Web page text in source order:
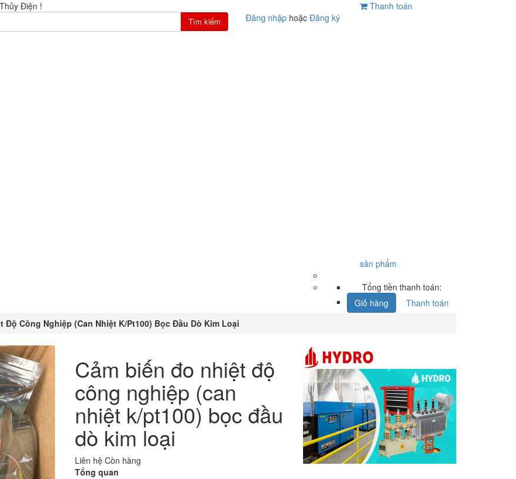
Điện ! Thanh toán
Tìm kiếm Đăng nhập hoặc Đăng ký
sản phẩm
Tổng tiền thanh toán:
Giỏ hàng
Thanh toán
Độ Công Nghiệp (Can Nhiệt K/Pt100) Bọc Đầu Dò Kim Loại
Cảm biến đo nhiệt độ
công nghiệp (can
nhiệt k/pt100) bọc đầu
dò kim loại
Liên hệ Còn hàng
Tổng quan